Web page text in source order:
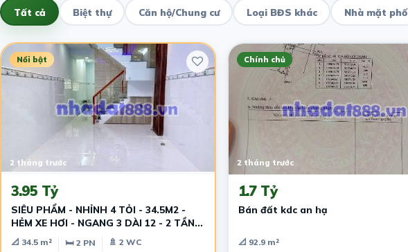
Tất cả Biệt thự Căn hộ/Chung cư Loại BĐS khác Nhà mặt phố
Nổi bật
2 tháng trước
3.95 Tỷ
SIÊU PHẨM - NHỈNH 4 TỎI - 34.5M2 -
HẺM XE HƠI - NGANG 3 DÀI 12 - 2 TẦNG
- 2PN,2WC
📐 34.5 m² 🛏 2 PN
🚿 2 WC
Chính chủ
2 tháng trước
1.7 Tỷ
Bán đất kdc an hạ
📐 92.9 m²